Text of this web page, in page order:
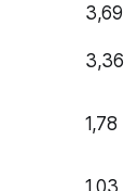
3,69
3,36
1,78
1,03